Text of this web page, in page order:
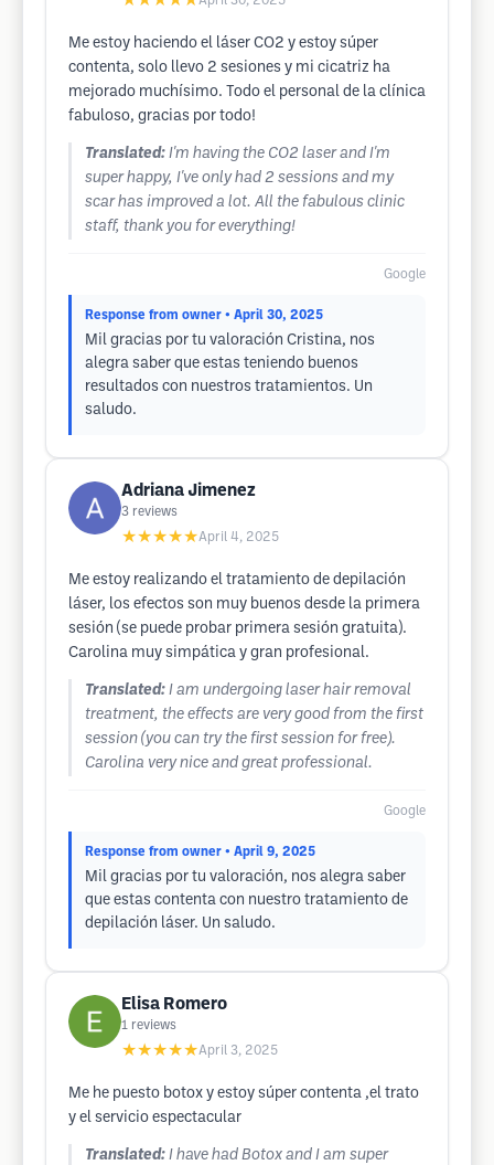
Me estoy haciendo el láser CO2 y estoy súper
contenta, solo llevo 2 sesiones y mi cicatriz ha
mejorado muchísimo. Todo el personal de la clínica
fabuloso, gracias por todo!
Translated: I'm having the CO2 laser and I'm
super happy, I've only had 2 sessions and my
scar has improved a lot. All the fabulous clinic
staff, thank you for everything!
Google
Response from owner • April 30, 2025
Mil gracias por tu valoración Cristina, nos
alegra saber que estas teniendo buenos
resultados con nuestros tratamientos. Un
saludo.
Adriana Jimenez
3 reviews
★★★★★April 4, 2025
Me estoy realizando el tratamiento de depilación
láser, los efectos son muy buenos desde la primera
sesión (se puede probar primera sesión gratuita).
Carolina muy simpática y gran profesional.
Translated: I am undergoing laser hair removal
treatment, the effects are very good from the first
session (you can try the first session for free).
Carolina very nice and great professional.
Google
Response from owner • April 9, 2025
Mil gracias por tu valoración, nos alegra saber
que estas contenta con nuestro tratamiento de
depilación láser. Un saludo.
Elisa Romero
1 reviews
★★★★★April 3, 2025
Me he puesto botox y estoy súper contenta ,el trato
y el servicio espectacular
Translated: I have had Botox and I am super